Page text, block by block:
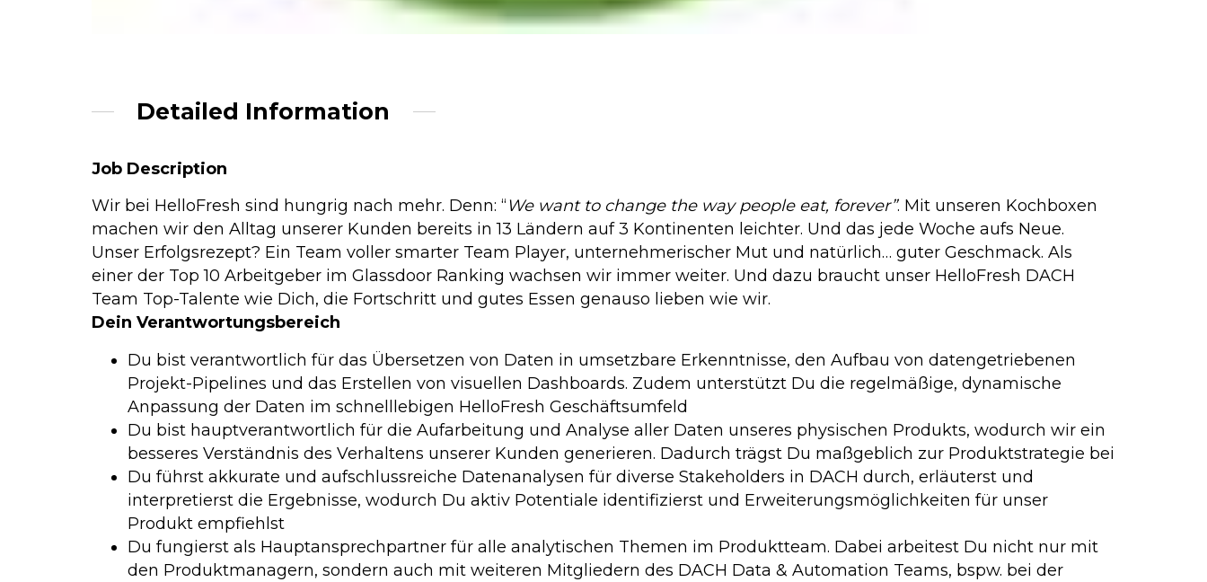
Detailed Information
Job Description
Wir bei HelloFresh sind hungrig nach mehr. Denn: “We want to change the way people eat, forever”. Mit unseren Kochboxen
machen wir den Alltag unserer Kunden bereits in 13 Ländern auf 3 Kontinenten leichter. Und das jede Woche aufs Neue.
Unser Erfolgsrezept? Ein Team voller smarter Team Player, unternehmerischer Mut und natürlich… guter Geschmack. Als
einer der Top 10 Arbeitgeber im Glassdoor Ranking wachsen wir immer weiter. Und dazu braucht unser HelloFresh DACH
Team Top-Talente wie Dich, die Fortschritt und gutes Essen genauso lieben wie wir.
Dein Verantwortungsbereich
Du bist verantwortlich für das Übersetzen von Daten in umsetzbare Erkenntnisse, den Aufbau von datengetriebenen
Projekt-Pipelines und das Erstellen von visuellen Dashboards. Zudem unterstützt Du die regelmäßige, dynamische
Anpassung der Daten im schnelllebigen HelloFresh Geschäftsumfeld
Du bist hauptverantwortlich für die Aufarbeitung und Analyse aller Daten unseres physischen Produkts, wodurch wir ein
besseres Verständnis des Verhaltens unserer Kunden generieren. Dadurch trägst Du maßgeblich zur Produktstrategie bei
Du führst akkurate und aufschlussreiche Datenanalysen für diverse Stakeholders in DACH durch, erläuterst und
interpretierst die Ergebnisse, wodurch Du aktiv Potentiale identifizierst und Erweiterungsmöglichkeiten für unser
Produkt empfiehlst
Du fungierst als Hauptansprechpartner für alle analytischen Themen im Produktteam. Dabei arbeitest Du nicht nur mit
den Produktmanagern, sondern auch mit weiteren Mitgliedern des DACH Data & Automation Teams, bspw. bei der